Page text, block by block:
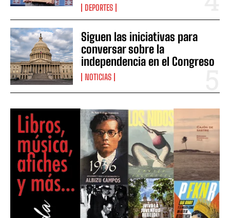
DEPORTES
Siguen las iniciativas para
conversar sobre la
independencia en el Congreso
NOTICIAS